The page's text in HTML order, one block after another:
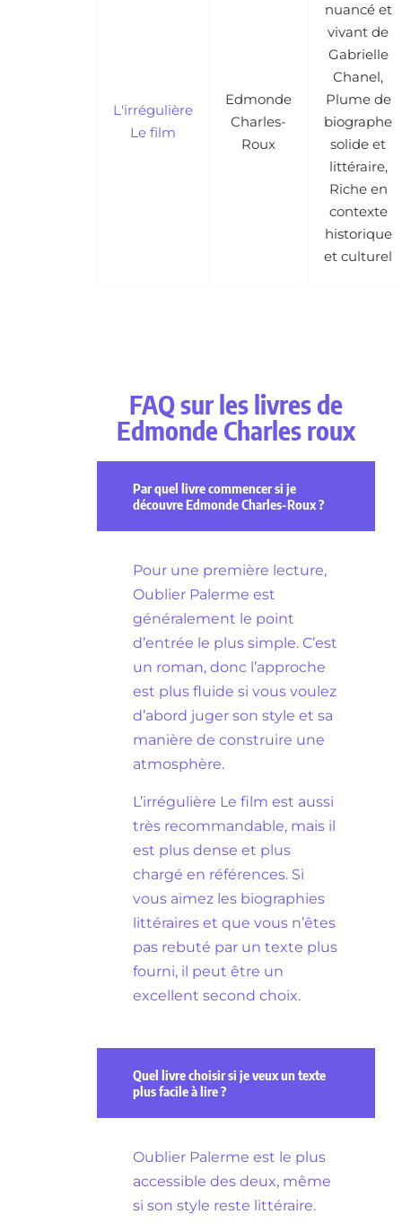
L'irrégulière
Le film
Edmonde
Charles-
Roux
nuancé et
vivant de
Gabrielle
Chanel,
Plume de
biographe
solide et
littéraire,
Riche en
contexte
historique
et culturel
FAQ sur les livres de
Edmonde Charles roux
Par quel livre commencer si je
découvre Edmonde Charles-Roux ?
Pour une première lecture,
Oublier Palerme est
généralement le point
d’entrée le plus simple. C’est
un roman, donc l’approche
est plus fluide si vous voulez
d’abord juger son style et sa
manière de construire une
atmosphère.
L’irrégulière Le film est aussi
très recommandable, mais il
est plus dense et plus
chargé en références. Si
vous aimez les biographies
littéraires et que vous n’êtes
pas rebuté par un texte plus
fourni, il peut être un
excellent second choix.
Quel livre choisir si je veux un texte
plus facile à lire ?
Oublier Palerme est le plus
accessible des deux, même
si son style reste littéraire.